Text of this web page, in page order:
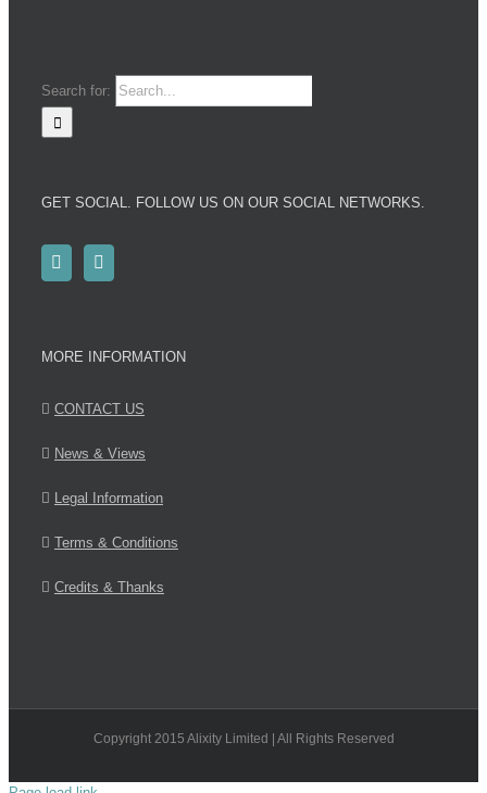
Search for:
GET SOCIAL. FOLLOW US ON OUR SOCIAL NETWORKS.
MORE INFORMATION
CONTACT US
News & Views
Legal Information
Terms & Conditions
Credits & Thanks
Copyright 2015 Alixity Limited | All Rights Reserved